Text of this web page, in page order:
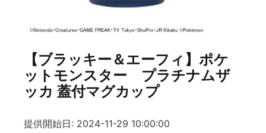
【ブラッキー＆エーフィ】ポケ
ットモンスター プラチナムザ
ッカ 蓋付マグカップ
提供開始日: 2024-11-29 10:00:00